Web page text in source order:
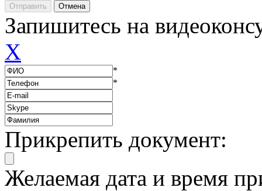
Запишитесь на
X
*
*
Прикрепить документ:
Желаемая дата и время